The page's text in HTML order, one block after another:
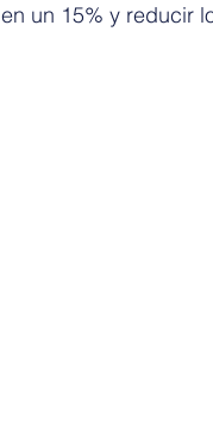
en un 15% y reducir